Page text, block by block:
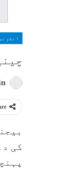
کی